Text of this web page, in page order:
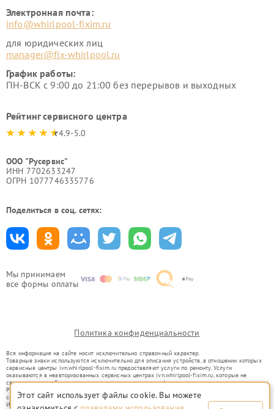
Мы принимаем
все формы оплаты
Электронная почта:
info@whirlpool-fixim.ru
для юридических лиц
manager@fix-whirlpool.ru
График работы:
ПН-ВСК с 9:00 до 21:00 без перерывов и выходных
Рейтинг сервисного центра
4.9-5.0
ООО "Русервис"
ИНН 7702633247
ОГРН 1077746335776
Поделиться в соц. сетях:
Политика конфиденциальности
Вся информация на сайте носит исключительно справочный характер.
Товарные знаки используются исключительно для описания устройств, в отношении которых
сервисные центры ivn.whirlpool-fixim.ru предоставляют услуги по ремонту. Услуги
оказываются в неавторизованных сервисных центрах ivn.whirlpool-fixim.ru, которые не
связаны с правообладателями товарных знаков или их официальными представителями.
Ремонт осуществляется для устройств, уже введенных в гражданский оборот в соответствии
со статьей 1487 ГК РФ.
Использование товарных знаков не преследует цели индивидуализации услуг или введения
Этот сайт использует файлы cookie. Вы можете